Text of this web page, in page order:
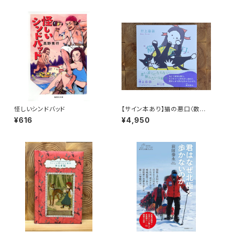
怪しいシンドバッド
¥616
【サイン本あり】猫の悪口〈数量
限定・オリジナルトート付き〉
¥4,950